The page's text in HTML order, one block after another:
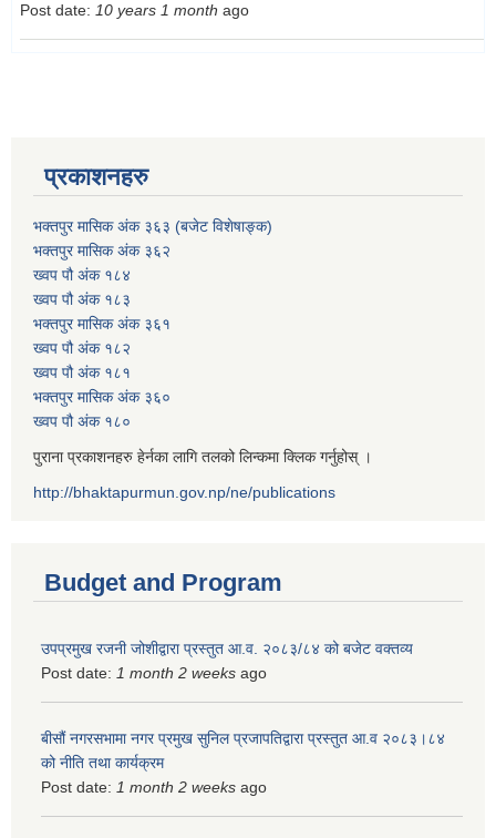
Post date: 10 years 1 month ago
प्रकाशनहरु
भक्तपुर मासिक अंक ३६३ (बजेट विशेषाङ्क)
भक्तपुर मासिक अंक ३६२
ख्वप पौ अंक १८४
ख्वप पौ अंक १८३
भक्तपुर मासिक अंक ३६१
ख्वप पौ अंक १८२
ख्वप पौ अंक १८१
भक्तपुर मासिक अंक ३६०
ख्वप पौ अंक १८०
पुराना प्रकाशनहरु हेर्नका लागि तलको लिन्कमा क्लिक गर्नुहोस् ।
http://bhaktapurmun.gov.np/ne/publications
Budget and Program
उपप्रमुख रजनी जोशीद्वारा प्रस्तुत आ.व. २०८३/८४ को बजेट वक्तव्य
Post date: 1 month 2 weeks ago
बीसौं नगरसभामा नगर प्रमुख सुनिल प्रजापतिद्वारा प्रस्तुत आ.व‍ २०८३।८४
को नीति तथा कार्यक्रम
Post date: 1 month 2 weeks ago